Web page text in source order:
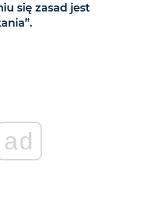
się zasad jest
ad